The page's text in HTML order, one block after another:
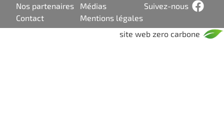
Nos partenaires
Contact
Médias
Mentions légales
Suivez-nous
site web zero carbone